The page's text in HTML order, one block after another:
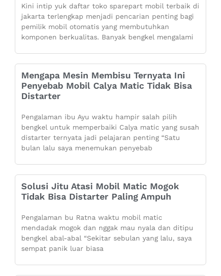
Kini intip yuk daftar toko sparepart mobil terbaik di
jakarta terlengkap menjadi pencarian penting bagi
pemilik mobil otomatis yang membutuhkan
komponen berkualitas. Banyak bengkel mengalami
Mengapa Mesin Membisu Ternyata Ini
Penyebab Mobil Calya Matic Tidak Bisa
Distarter
Pengalaman ibu Ayu waktu hampir salah pilih
bengkel untuk memperbaiki Calya matic yang susah
distarter ternyata jadi pelajaran penting “Satu
bulan lalu saya menemukan penyebab
Solusi Jitu Atasi Mobil Matic Mogok
Tidak Bisa Distarter Paling Ampuh
Pengalaman bu Ratna waktu mobil matic
mendadak mogok dan nggak mau nyala dan ditipu
bengkel abal-abal “Sekitar sebulan yang lalu, saya
sempat panik luar biasa